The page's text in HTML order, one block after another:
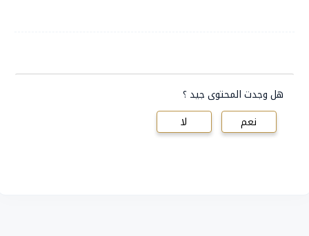
هل وجدت المحتوى جيد ؟
نعم لا